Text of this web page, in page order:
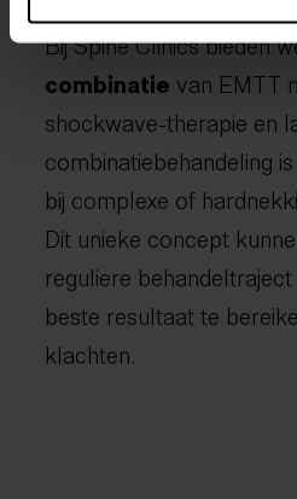
Bij Spine Clinics bieden
combinatie van EMTT
shockwave-therapie en
combinatiebehandeling
bij complexe of
Dit unieke concept
reguliere
beste resultaat te
klachten.